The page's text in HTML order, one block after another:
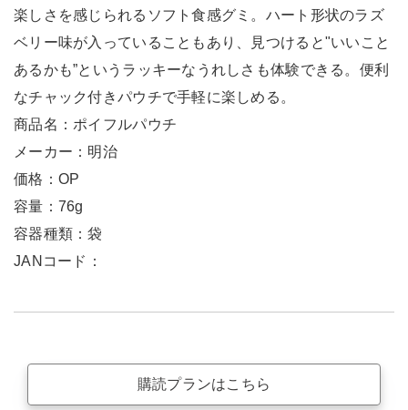
楽しさを感じられるソフト食感グミ。ハート形状のラズ
ベリー味が入っていることもあり、見つけると"いいこと
あるかも”というラッキーなうれしさも体験できる。便利
なチャック付きパウチで手軽に楽しめる。
商品名：ポイフルパウチ
メーカー：明治
価格：OP
容量：76g
容器種類：袋
JANコード：
購読プランはこちら